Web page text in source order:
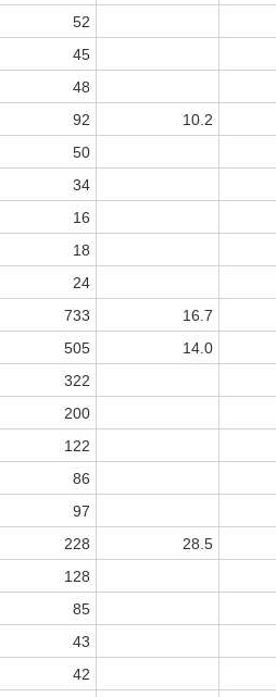
52
45
48
92 10.2
50
34
16
18
24
733 16.7
505 14.0
322
200
122
86
97
228 28.5
128
85
43
42